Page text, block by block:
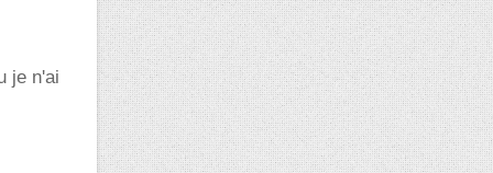
je n'ai